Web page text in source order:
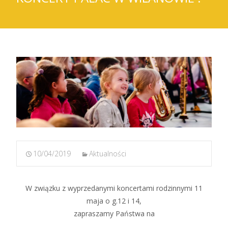
10/04/2019 Aktualności
W związku z wyprzedanymi koncertami rodzinnymi 11
maja o g.12 i 14,
zapraszamy Państwa na